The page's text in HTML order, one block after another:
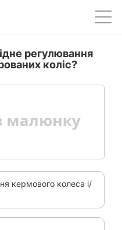
регулювання
коліс?
кермового колеса і/